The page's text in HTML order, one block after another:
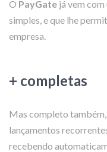
O PayGate já vem
simples, e que lhe
empresa.
+ completas
Mas completo
lançamentos
recebendo